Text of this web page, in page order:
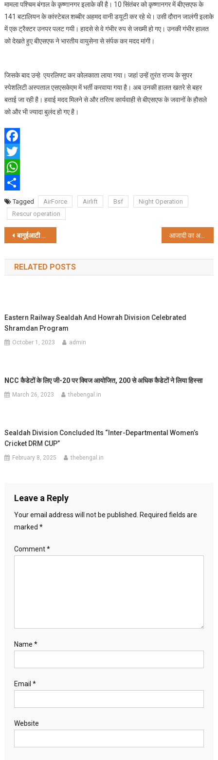
ने
रात
में
ऑपरेशन
मामला पश्चिम बंगाल के कृष्णानगर इलाके की है। 10 सिंतंबर को कृष्णानगर में बीएसएफ के
141 बटालियन के कांस्टेबल शब्बीर अहमद वानी डयूटी कर रहे थे। उसी दौरान जालंगी इलाके
में एक ट्रैक्टर उनपर पलट गयी। हादसे से वे गंभीर रुप से जख्मी हो गए। उनकी गंभीर हालत
को देखते हुए बीएसएफ ने भारतीय वायुसेना से संर्पक कर मदद मांगी।
जिसके बाद उन्हे एयरलिफ्ट कर कोलकाता लाया गया। जहां उन्हें तुरंत राज्य के सुपर
स्पेशलिटी अस्पताल एसएसकेएम में भर्ती करवाया गया है। अब उनकी हालत खतरे से बहर
बताई जा रही है। हवाई मदद मिलने से और तरित्व कार्यवाही से बीएसएफ के जवानों के हौसले
को और भी ज्यादा बुलंद हो गए है।
Facebook
Twitter
WhatsApp
ShareTagged AirForce Airlift Bsf
Night Operation
Rescur operation
Post
navigation
बागुईआटी दोहरे हत्याकांड का मुख्य आरोपी सत्येंद्र चौधरी गिरफ्तार आजादी का अमृत महोत्सव पर “राष्ट्र विजय उत्सव बंग्लार सोनार मां 2022” बेटियों का हुआ सम्मान
RELATED POSTS
Eastern Railway Sealdah And Howrah Division Celebrated
Shramdan Program
October 1, 2023 admin
NCCकैडेटों के लिए जी-20 पर क्विज आयोजित, 200 से अधिक कैडेटों ने लिया हिस्सा
March 26, 2023 thebengal.in
Sealdah Division Concluded Its “Inter-Departmental Women’s
Cricket DRM CUP”
February 8, 2025 thebengal.in
Leave a Reply
Your email address will not be published.
Required fields are
marked *
Comment*
Name *
Email *
Website